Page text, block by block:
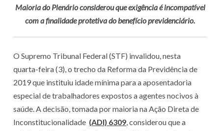
Maioria do Plenário considerou que exigência é incompatível
com a finalidade protetiva do benefício previdenciário.
O Supremo Tribunal Federal (STF) invalidou, nesta
quarta-feira (3), o trecho da Reforma da Previdência de
2019 que instituiu idade mínima para a aposentadoria
especial de trabalhadores expostos a agentes nocivos à
saúde. A decisão, tomada por maioria na Ação Direta de
Inconstitucionalidade (ADI) 6309 , considerou que a